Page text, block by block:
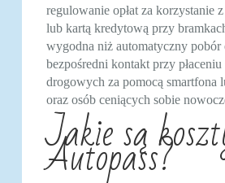
regulowanie opłat za korzystanie
lub kartą kredytową przy
wygodna niż automatyczny pobór
bezpośredni kontakt przy
drogowych za pomocą smartfona
oraz osób ceniących sobie
Jakie są
Autopass?